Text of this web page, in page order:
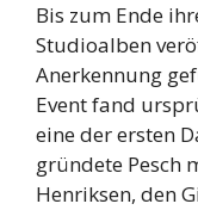
Bis zum Ende
Studioalben
Anerkennung
Event fand
eine der ersten
gründete Pesch
Henriksen, den